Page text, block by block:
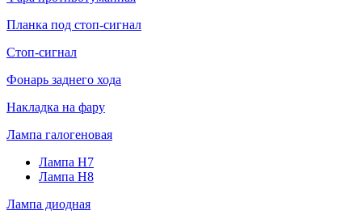
Планка под стоп-сигнал
Стоп-сигнал
Фонарь заднего хода
Накладка на фару
Лампа галогеновая
Лампа H7
Лампа H8
Лампа диодная